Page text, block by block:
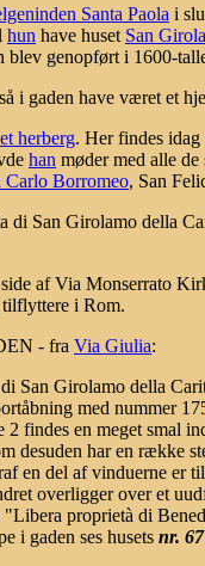
Santa Paola i
hun have huset San
genopført i 1600-
i gaden have været et
et herberg. Her findes idag
han møder med alle
Carlo Borromeo, San
di San Girolamo della
af Via Monserrato
i Rom.
- fra Via Giulia:
San Girolamo della
med nummer
findes en meget smal
desuden har en række
en del af vinduerne er
overligger over et
proprietà di
i gaden ses husets nr. 67